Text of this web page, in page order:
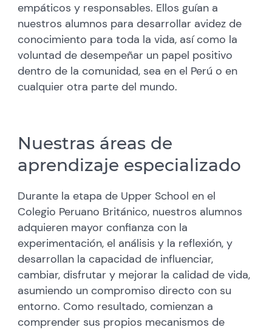
empáticos y responsables. Ellos guían a
nuestros alumnos para desarrollar avidez de
conocimiento para toda la vida, así como la
voluntad de desempeñar un papel positivo
dentro de la comunidad, sea en el Perú o en
cualquier otra parte del mundo.
Nuestras áreas de
aprendizaje especializado
Durante la etapa de Upper School en el
Colegio Peruano Británico, nuestros alumnos
adquieren mayor confianza con la
experimentación, el análisis y la reflexión, y
desarrollan la capacidad de influenciar,
cambiar, disfrutar y mejorar la calidad de vida,
asumiendo un compromiso directo con su
entorno. Como resultado, comienzan a
comprender sus propios mecanismos de